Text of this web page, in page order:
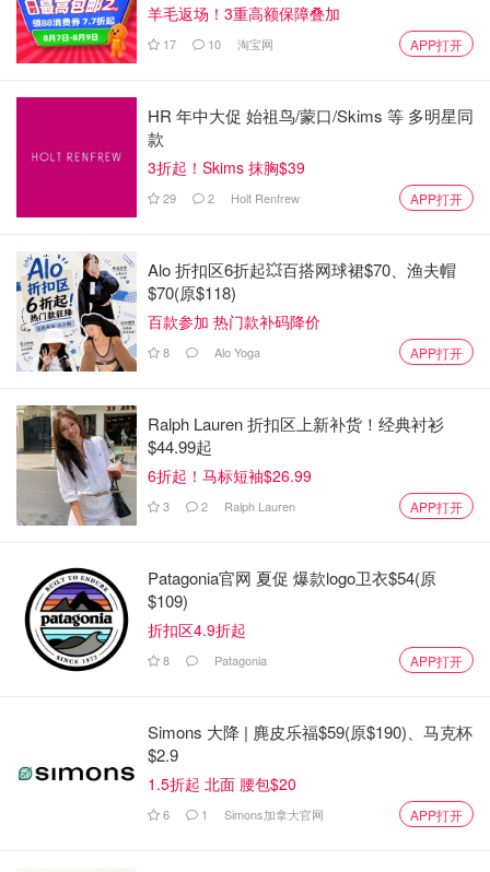
羊毛返场！3重高额保障叠加
17 10 淘宝网 APP打开
HR 年中大促 始祖鸟/蒙口/Skims 等 多明星同
款
3折起！Skims 抹胸$39
29 2 Holt Renfrew APP打开
Alo 折扣区6折起💥百搭网球裙$70、渔夫帽
$70(原$118)
百款参加 热门款补码降价
8 Alo Yoga APP打开
Ralph Lauren 折扣区上新补货！经典衬衫
$44.99起
6折起！马标短袖$26.99
3 2 Ralph Lauren APP打开
Patagonia官网 夏促 爆款logo卫衣$54(原
$109)
折扣区4.9折起
8 Patagonia APP打开
Simons 大降 | 麂皮乐福$59(原$190)、马克杯
$2.9
1.5折起 北面 腰包$20
6 1 Simons加拿大官网 APP打开